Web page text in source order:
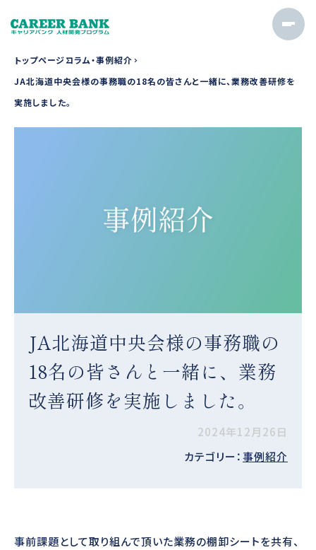
トップページコラム・事例紹介
JA北海道中央会様の事務職の18名の皆さんと一緒に、業務改善研修を
実施しました。
JA北海道中央会様の事務職の
18名の皆さんと一緒に、業務
改善研修を実施しました。
2024年12月26日
カテゴリー：事例紹介
事前課題として取り組んで頂いた業務の棚卸シートを共有、